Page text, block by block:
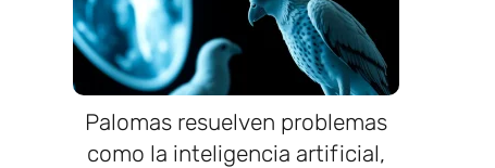
Palomas resuelven problemas
como la inteligencia artificial,